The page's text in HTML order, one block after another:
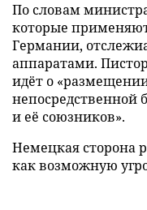
По словам
которые
Германии,
аппаратами.
идёт о
непосредственной
и её союзников».
Немецкая сторона
как возможную